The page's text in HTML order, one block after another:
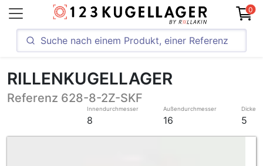
0
RILLENKUGELLAGER
Referenz 628-8-2Z-SKF
Innendurchmesser
8
Außendurchmesser
16
Dicke
5